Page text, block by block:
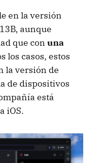
en la versión
aunque
que con una
los casos, estos
la versión de
de dispositivos
está
iOS.